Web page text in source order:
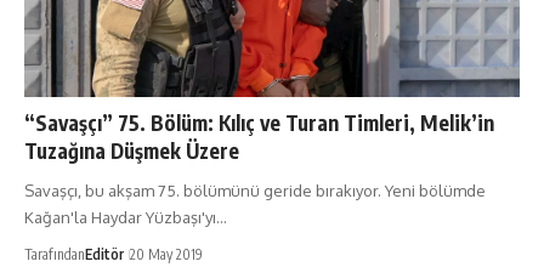
“Savaşçı” 75. Bölüm: Kılıç ve Turan Timleri, Melik’in
Tuzağına Düşmek Üzere
Savaşçı, bu akşam 75. bölümünü geride bırakıyor. Yeni bölümde
Kağan'la Haydar Yüzbaşı'yı…
TarafındanEditör 20 May 2019